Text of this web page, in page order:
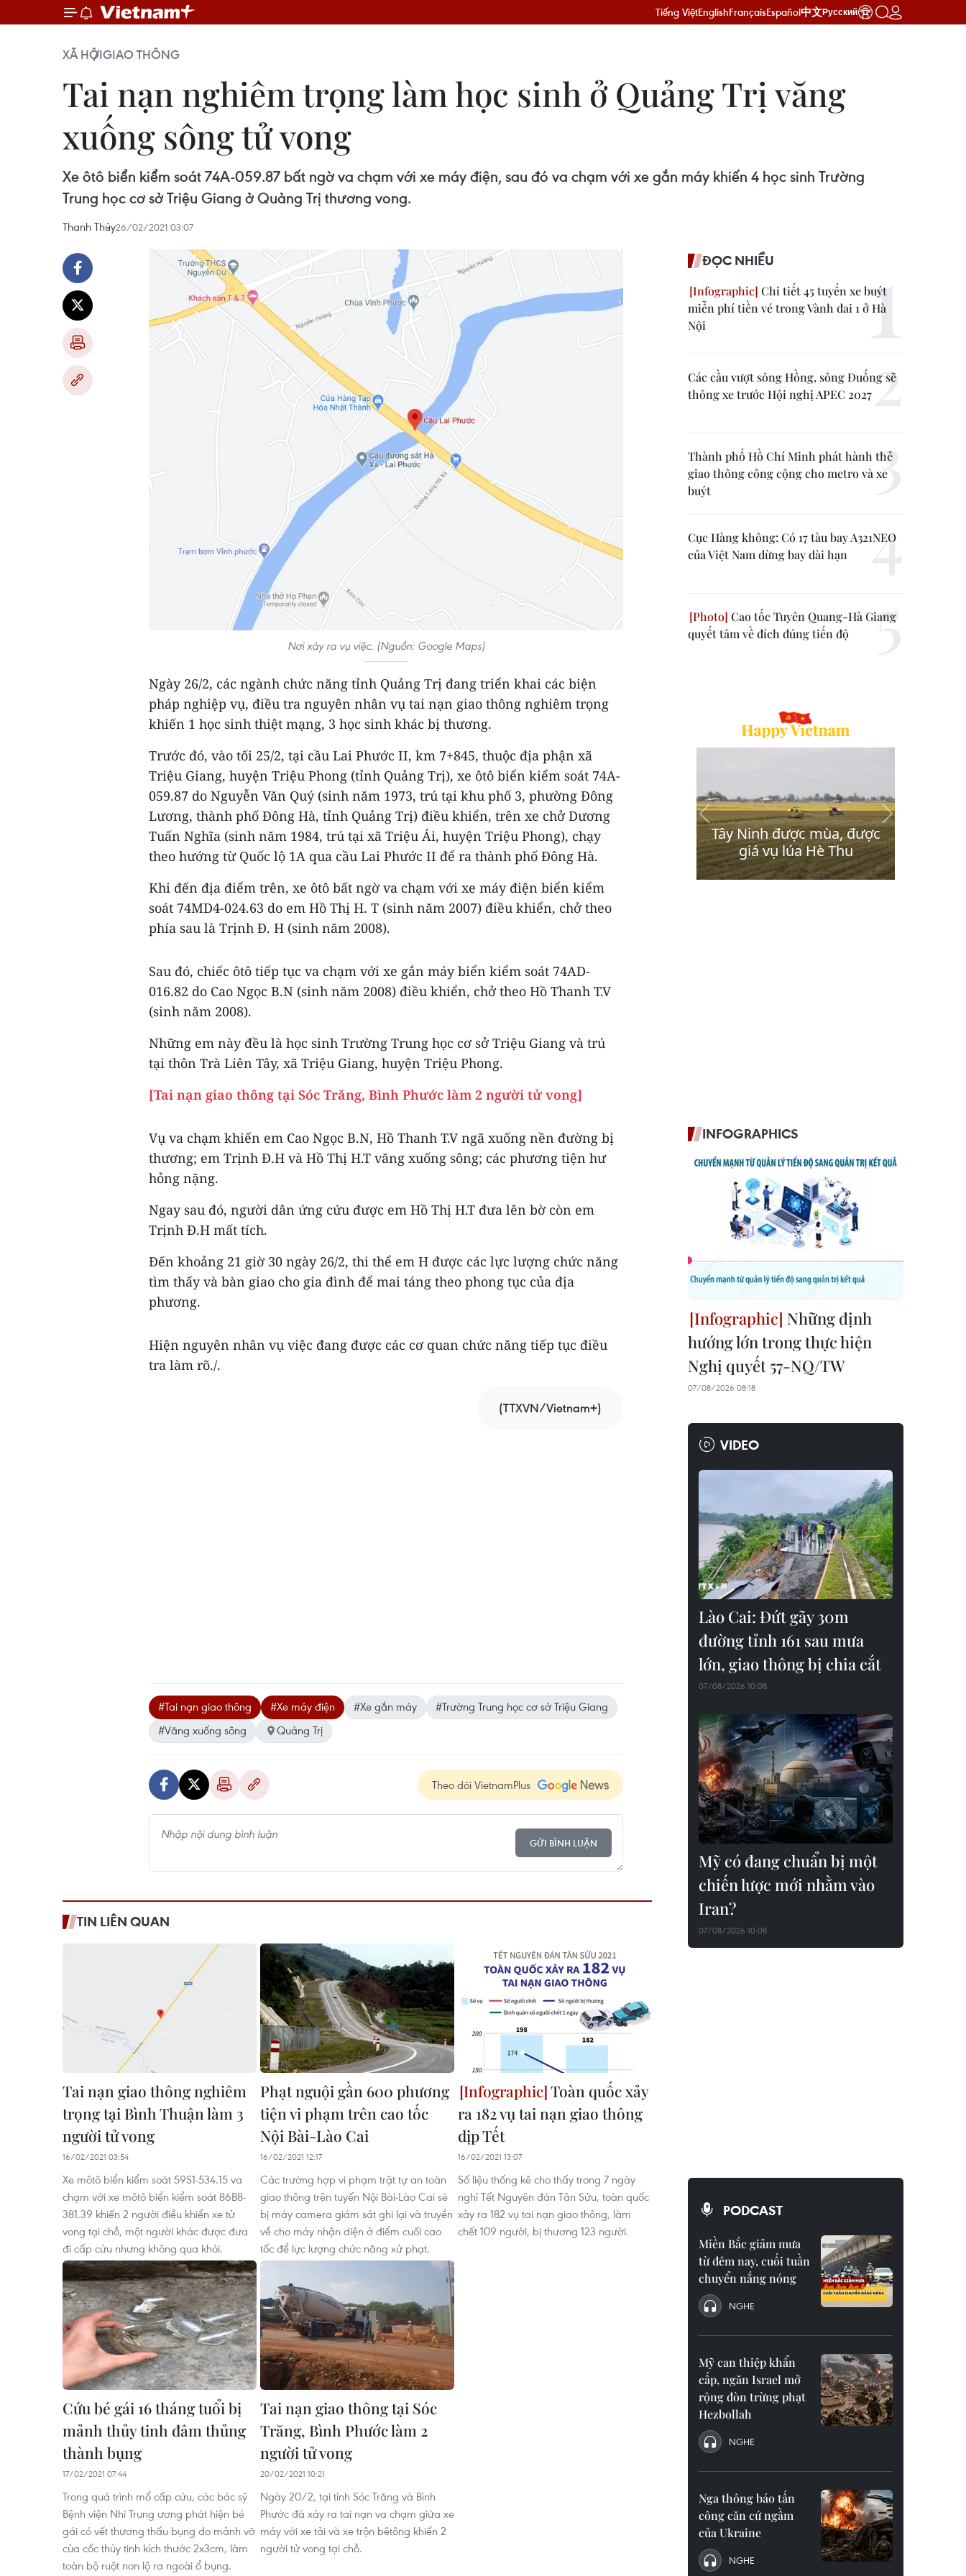
Tiếng ViệtEnglishFrançaisEspañol中文Русский
XÃ HỘIGIAO THÔNG
Tai nạn nghiêm trọng làm học sinh ở Quảng Trị văng
xuống sông tử vong
Xe ôtô biển kiểm soát 74A-059.87 bất ngờ va chạm với xe máy điện, sau đó va chạm với xe gắn máy khiến 4 học sinh Trường
Trung học cơ sở Triệu Giang ở Quảng Trị thương vong.
Thanh Thủy26/02/2021 03:07
Nơi xảy ra vụ việc. (Nguồn: Google Maps)
Ngày 26/2, các ngành chức năng tỉnh Quảng Trị đang triển khai các biện
pháp nghiệp vụ, điều tra nguyên nhân vụ tai nạn giao thông nghiêm trọng
khiến 1 học sinh thiệt mạng, 3 học sinh khác bị thương.
Trước đó, vào tối 25/2, tại cầu Lai Phước II, km 7+845, thuộc địa phận xã
Triệu Giang, huyện Triệu Phong (tỉnh Quảng Trị), xe ôtô biển kiểm soát 74A-
059.87 do Nguyễn Văn Quý (sinh năm 1973, trú tại khu phố 3, phường Đông
Lương, thành phố Đông Hà, tỉnh Quảng Trị) điều khiển, trên xe chở Dương
Tuấn Nghĩa (sinh năm 1984, trú tại xã Triệu Ái, huyện Triệu Phong), chạy
theo hướng từ Quốc lộ 1A qua cầu Lai Phước II để ra thành phố Đông Hà.
Khi đến địa điểm trên, xe ôtô bất ngờ va chạm với xe máy điện biển kiểm
soát 74MD4-024.63 do em Hồ Thị H. T (sinh năm 2007) điều khiển, chở theo
phía sau là Trịnh Đ. H (sinh năm 2008).
Sau đó, chiếc ôtô tiếp tục va chạm với xe gắn máy biển kiểm soát 74AD-
016.82 do Cao Ngọc B.N (sinh năm 2008) điều khiển, chở theo Hồ Thanh T.V
(sinh năm 2008).
Những em này đều là học sinh Trường Trung học cơ sở Triệu Giang và trú
tại thôn Trà Liên Tây, xã Triệu Giang, huyện Triệu Phong.
[Tai nạn giao thông tại Sóc Trăng, Bình Phước làm 2 người tử vong]
Vụ va chạm khiến em Cao Ngọc B.N, Hồ Thanh T.V ngã xuống nền đường bị
thương; em Trịnh Đ.H và Hồ Thị H.T văng xuống sông; các phương tiện hư
hỏng nặng.
Ngay sau đó, người dân ứng cứu được em Hồ Thị H.T đưa lên bờ còn em
Trịnh Đ.H mất tích.
Đến khoảng 21 giờ 30 ngày 26/2, thi thể em H được các lực lượng chức năng
tìm thấy và bàn giao cho gia đình để mai táng theo phong tục của địa
phương.
Hiện nguyên nhân vụ việc đang được các cơ quan chức năng tiếp tục điều
tra làm rõ./.
(TTXVN/Vietnam+)
#Tai nạn giao thông #Xe máy điện #Xe gắn máy
#Trường Trung học cơ sở Triệu Giang
#Văng xuống sông
Quảng Trị
Theo dõi VietnamPlus
GỬI BÌNH LUẬN
TIN LIÊN QUAN
Tai nạn giao thông nghiêm
trọng tại Bình Thuận làm 3
người tử vong
16/02/2021 03:54
Xe môtô biển kiểm soát 59S1-534.15 va
chạm với xe môtô biển kiểm soát 86B8-
381.39 khiến 2 người điều khiển xe tử
vong tại chỗ, một người khác được đưa
đi cấp cứu nhưng không qua khỏi.
Phạt nguội gần 600 phương
tiện vi phạm trên cao tốc
Nội Bài-Lào Cai
16/02/2021 12:17
Các trường hợp vi phạm trật tự an toàn
giao thông trên tuyến Nội Bài-Lào Cai sẽ
bị máy camera giám sát ghi lại và truyền
về cho máy nhận diện ở điểm cuối cao
tốc để lực lượng chức năng xử phạt.
Toàn quốc xảy
ra 182 vụ tai nạn giao thông
dịp Tết
16/02/2021 13:07
Số liệu thống kê cho thấy trong 7 ngày
nghỉ Tết Nguyên đán Tân Sửu, toàn quốc
xảy ra 182 vụ tai nạn giao thông, làm
chết 109 người, bị thương 123 người.
Cứu bé gái 16 tháng tuổi bị
mảnh thủy tinh đâm thủng
thành bụng
17/02/2021 07:44
Trong quá trình mổ cấp cứu, các bác sỹ
Bệnh viện Nhi Trung ương phát hiện bé
gái có vết thương thấu bụng do mảnh vỡ
của cốc thủy tinh kích thước 2x3cm, làm
toàn bộ ruột non lộ ra ngoài ổ bụng.
Tai nạn giao thông tại Sóc
Trăng, Bình Phước làm 2
người tử vong
20/02/2021 10:21
Ngày 20/2, tại tỉnh Sóc Trăng và Bình
Phước đã xảy ra tai nạn va chạm giữa xe
máy với xe tải và xe trộn bêtông khiến 2
người tử vong tại chỗ.
ĐỌC NHIỀU
Chi tiết 45 tuyến xe buýt
miễn phí tiền vé trong Vành đai 1 ở Hà
Nội
Các cầu vượt sông Hồng, sông Đuống sẽ
thông xe trước Hội nghị APEC 2027
Thành phố Hồ Chí Minh phát hành thẻ
giao thông công cộng cho metro và xe
buýt
Cục Hàng không: Có 17 tàu bay A321NEO
của Việt Nam dừng bay dài hạn
Cao tốc Tuyên Quang-Hà Giang
quyết tâm về đích đúng tiến độ
INFOGRAPHICS
Những định
hướng lớn trong thực hiện
Nghị quyết 57-NQ/TW
07/08/2026 08:18
VIDEO
Lào Cai: Đứt gãy 30m
đường tỉnh 161 sau mưa
lớn, giao thông bị chia cắt
07/08/2026 10:08
Mỹ có đang chuẩn bị một
chiến lược mới nhằm vào
Iran?
07/08/2026 10:08
PODCAST
Miền Bắc giảm mưa
từ đêm nay, cuối tuần
chuyển nắng nóng
NGHE
Mỹ can thiệp khẩn
cấp, ngăn Israel mở
rộng đòn trừng phạt
Hezbollah
NGHE
Nga thông báo tấn
công căn cứ ngầm
của Ukraine
NGHE